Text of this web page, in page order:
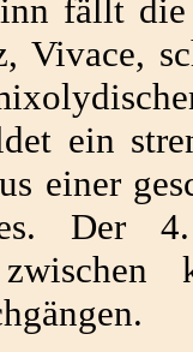
fällt
Vivace,
ein
einer
Der